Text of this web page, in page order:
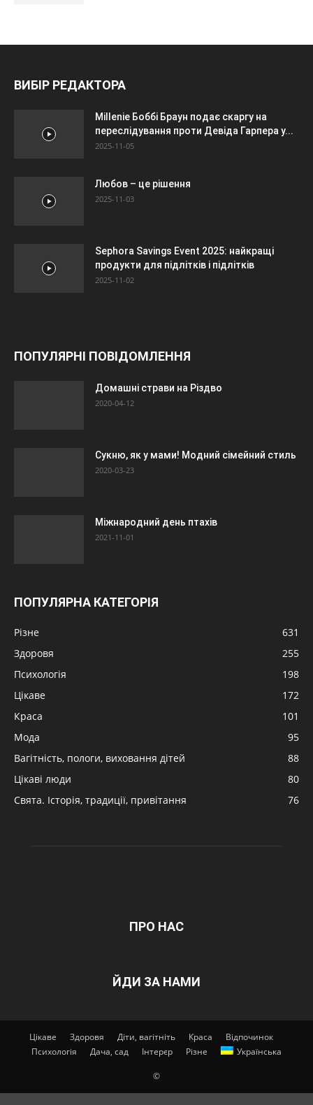
ВИБІР РЕДАКТОРА
Millenie Боббі Браун подає скаргу на
переслідування проти Девіда Гарпера у...
2025-11-05
Любов – це рішення
2025-11-03
Sephora Savings Event 2025: найкращі
продукти для підлітків і підлітків
2025-11-02
ПОПУЛЯРНІ ПОВІДОМЛЕННЯ
Домашні страви на Різдво
2020-04-12
Сукню, як у мами! Модний сімейний стиль
2020-03-23
Міжнародний день птахів
2021-11-01
ПОПУЛЯРНА КАТЕГОРІЯ
Різне
631
Здоровя
255
Психологія
198
Цікаве
172
Краса
101
Мода
95
Вагітність, пологи, виховання дітей
88
Цікаві люди
80
Свята. Історія, традиції, привітання
76
ПРО НАС
ЙДИ ЗА НАМИ
Цікаве Здоровя Діти, вагітніть Краса
Відпочинок
Психологія
Дача, сад Інтерєр Різне Українська
©